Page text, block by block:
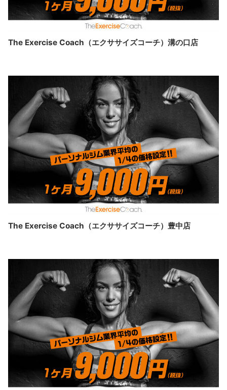
The Exercise Coach（エクササイズコーチ）溝の口店
The Exercise Coach（エクササイズコーチ）豊中店